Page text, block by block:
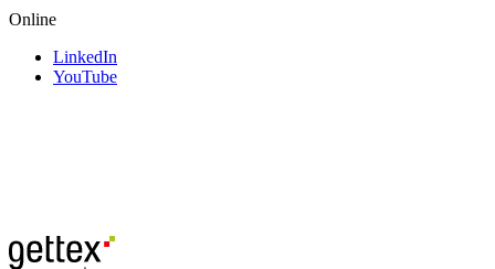
Online
LinkedIn
YouTube